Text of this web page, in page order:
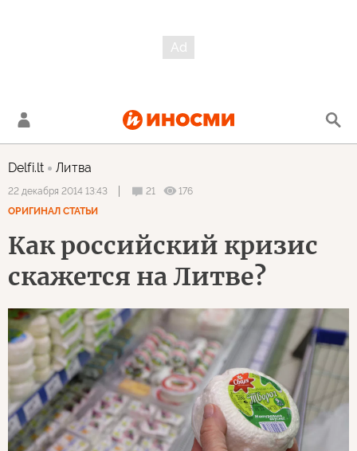
Delfi.lt Литва
22 декабря 2014 13:43 21
176
ОРИГИНАЛ СТАТЬИ
Как российский кризис
скажется на Литве?